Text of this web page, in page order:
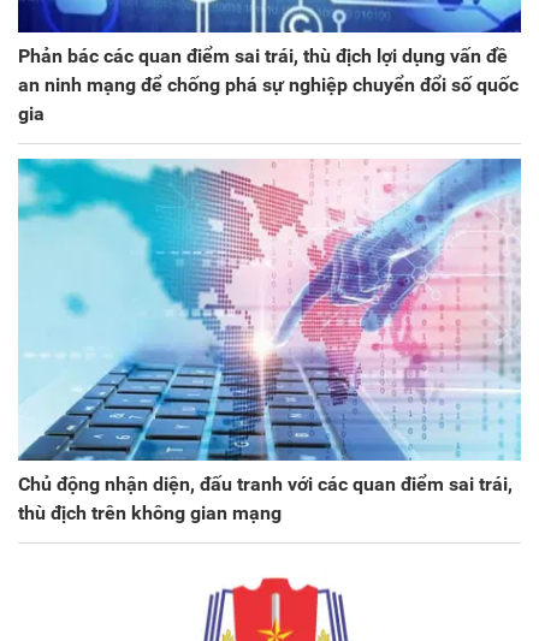
Phản bác các quan điểm sai trái, thù địch lợi dụng vấn đề
an ninh mạng để chống phá sự nghiệp chuyển đổi số quốc
gia
Chủ động nhận diện, đấu tranh với các quan điểm sai trái,
thù địch trên không gian mạng